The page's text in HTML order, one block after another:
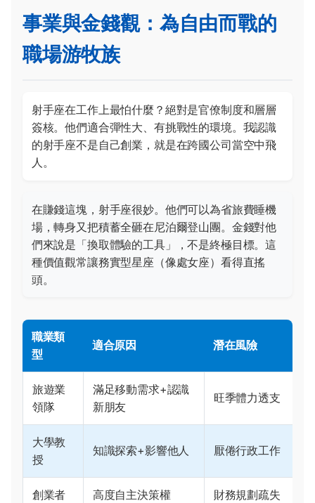
事業與金錢觀：為自由而戰的
職場游牧族
射手座在工作上最怕什麼？絕對是官僚制度和層層
簽核。他們適合彈性大、有挑戰性的環境。我認識
的射手座不是自己創業，就是在跨國公司當空中飛
人。
在賺錢這塊，射手座很妙。他們可以為省旅費睡機
場，轉身又把積蓄全砸在尼泊爾登山團。金錢對他
們來說是「換取體驗的工具」，不是終極目標。這
種價值觀常讓務實型星座（像處女座）看得直搖
頭。
職業類
型
適合原因 潛在風險
旅遊業
領隊
滿足移動需求+認識
新朋友
旺季體力透支
大學教
授
知識探索+影響他人 厭倦行政工作
創業者 高度自主決策權 財務規劃疏失